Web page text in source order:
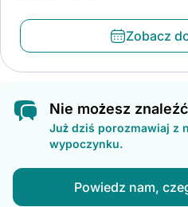
Zobacz
Nie możesz
Już dziś porozmawiaj z
wypoczynku.
Powiedz nam,